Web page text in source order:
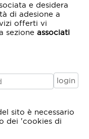
e desidera
di adesione a
offerti vi
sezione associati
sito è necessario
dei 'cookies di